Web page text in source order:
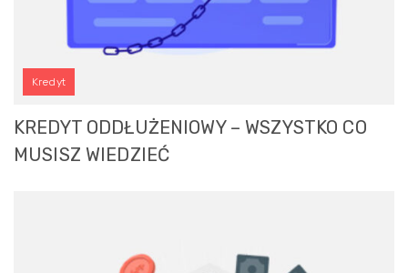
Kredyt
KREDYT ODDŁUŻENIOWY – WSZYSTKO CO
MUSISZ WIEDZIEĆ